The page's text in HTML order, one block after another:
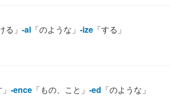
る」 -al 「のような」 -ize 「する」
-ence 「もの、こと」 -ed 「のような」